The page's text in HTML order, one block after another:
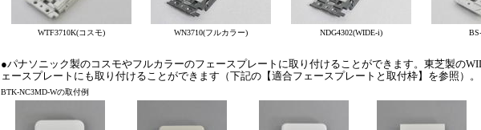
WTF3710K(コスモ) WN3710(フルカラー) NDG4302(WIDE-i)
●パナソニック製のコスモやフルカラーのフェースプレートに取り付けることができます。東芝製の
ェースプレートにも取り付けることができます（下記の【適合フェースプレートと取付枠】を参照）。
BTK-NC3MD-Wの取付例